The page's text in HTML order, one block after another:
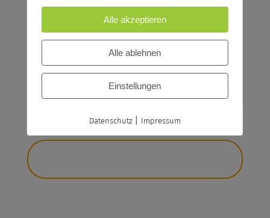
Bildungsgutschein
Bildungsscheck NRW, Bildungsprämie
Jetzt anfragen
Alle akzeptieren
Alle ablehnen
Einstellungen
Datenschutz| Impressum